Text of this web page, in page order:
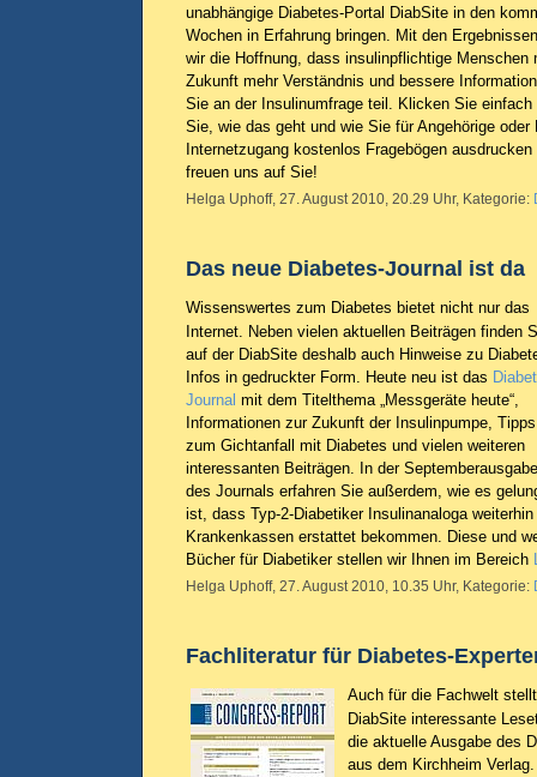
unabhängige Diabetes-Portal DiabSite in den
Wochen in Erfahrung bringen. Mit den
wir die Hoffnung, dass insulinpflichtige Menschen
Zukunft mehr Verständnis und bessere
Sie an der Insulinumfrage teil. Klicken Sie
Sie, wie das geht und wie Sie für Angehörige oder
Internetzugang kostenlos Fragebögen
freuen uns auf Sie!
Helga Uphoff, 27. August 2010, 20.29 Uhr, Kategorie:
Das neue Diabetes-Journal ist da
Wissenswertes zum Diabetes bietet nicht nur das
Internet. Neben vielen aktuellen Beiträgen finden
auf der DiabSite deshalb auch Hinweise zu
Infos in gedruckter Form. Heute neu ist das
Journal mit dem Titelthema „Messgeräte heute“,
Informationen zur Zukunft der Insulinpumpe, Tipps
zum Gichtanfall mit Diabetes und vielen weiteren
interessanten Beiträgen. In der Septemberausgabe
des Journals erfahren Sie außerdem, wie es
ist, dass Typ-2-Diabetiker Insulinanaloga
Krankenkassen erstattet bekommen. Diese und
Bücher für Diabetiker stellen wir Ihnen im Bereich
Helga Uphoff, 27. August 2010, 10.35 Uhr, Kategorie:
Fachliteratur für Diabetes-
Auch für die Fachwelt
DiabSite interessante
die aktuelle Ausgabe des
aus dem Kirchheim